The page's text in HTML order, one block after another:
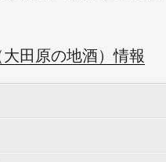
田原の地酒）情報